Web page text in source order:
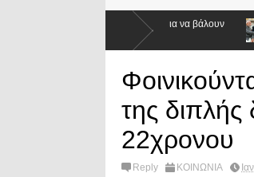
Εμπορικός
μετωπικά
της διπλής
22χρονου
Reply ΚΟΙΝΩΝΙΑ